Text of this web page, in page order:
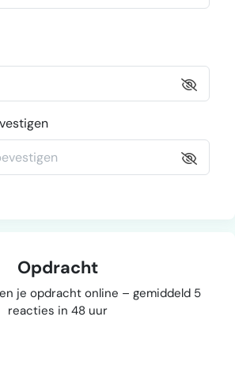
Opdracht
je opdracht online – gemiddeld 5
reacties in 48 uur